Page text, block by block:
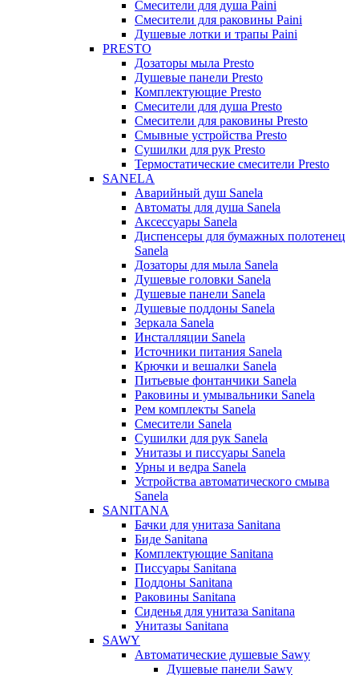
Смесители для душа Paini
Смесители для раковины Paini
Душевые лотки и трапы Paini
PRESTO
Дозаторы мыла Presto
Душевые панели Presto
Комплектующие Presto
Смесители для душа Presto
Смесители для раковины Presto
Смывные устройства Presto
Сушилки для рук Presto
Термостатические смесители Presto
SANELA
Аварийный душ Sanela
Автоматы для душа Sanela
Аксессуары Sanela
Диспенсеры для бумажных полотенец
Sanela
Дозаторы для мыла Sanela
Душевые головки Sanela
Душевые панели Sanela
Душевые поддоны Sanela
Зеркала Sanela
Инсталляции Sanela
Источники питания Sanela
Крючки и вешалки Sanela
Питьевые фонтанчики Sanela
Раковины и умывальники Sanela
Рем комплекты Sanela
Смесители Sanela
Сушилки для рук Sanela
Унитазы и писсуары Sanela
Урны и ведра Sanela
Устройства автоматического смыва
Sanela
SANITANA
Бачки для унитаза Sanitana
Биде Sanitana
Комплектующие Sanitana
Писсуары Sanitana
Поддоны Sanitana
Раковины Sanitana
Сиденья для унитаза Sanitana
Унитазы Sanitana
SAWY
Автоматические душевые Sawy
Душевые панели Sawy